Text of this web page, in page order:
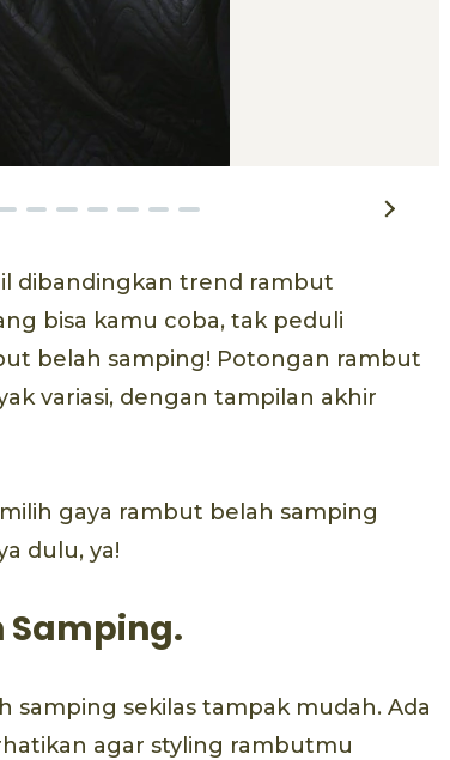
dibandingkan trend rambut
bisa kamu coba, tak peduli
belah samping! Potongan rambut
variasi, dengan tampilan akhir
gaya rambut belah samping
dulu, ya!
Samping.
sekilas tampak mudah. Ada
agar styling rambutmu